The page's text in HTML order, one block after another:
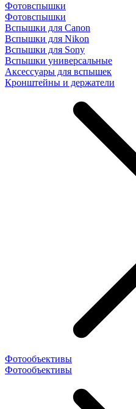
Фотовспышки
Фотовспышки
Вспышки для Canon
Вспышки для Nikon
Вспышки для Sony
Вспышки универсальные
Аксесcуары для вспышек
Кронштейны и держатели
Фотообъективы
Фотообъективы